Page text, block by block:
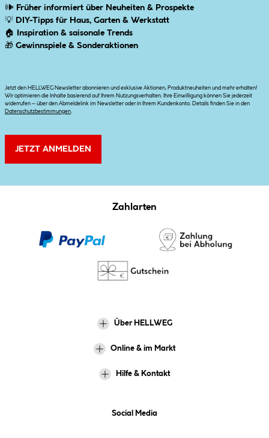
🕪 Früher informiert über Neuheiten & Prospekte
💡 DIY-Tipps für Haus, Garten & Werkstatt
🏠
Inspiration & saisonale Trends
🎁 Gewinnspiele & Sonderaktionen
Jetzt den HELLWEG Newsletter abonnieren und exklusive Aktionen, Produktneuheiten und mehr erhalten!
Wir optimieren die Inhalte basierend auf Ihrem Nutzungsverhalten. Ihre Einwilligung können Sie jederzeit
widerrufen – über den Abmeldelink im Newsletter oder in Ihrem Kundenkonto. Details finden Sie in den
Datenschutzbestimmungen
JETZT ANMELDEN
Zahlarten
Über HELLWEG
Online & im Markt
Hilfe & Kontakt
Social Media